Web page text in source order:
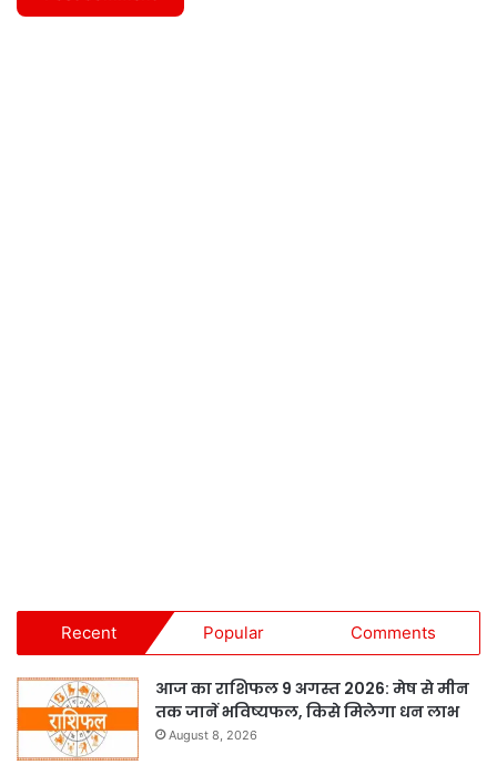
Recent Popular Comments
आज का राशिफल 9 अगस्त 2026: मेष से मीन
तक जानें भविष्यफल, किसे मिलेगा धन लाभ
August 8, 2026